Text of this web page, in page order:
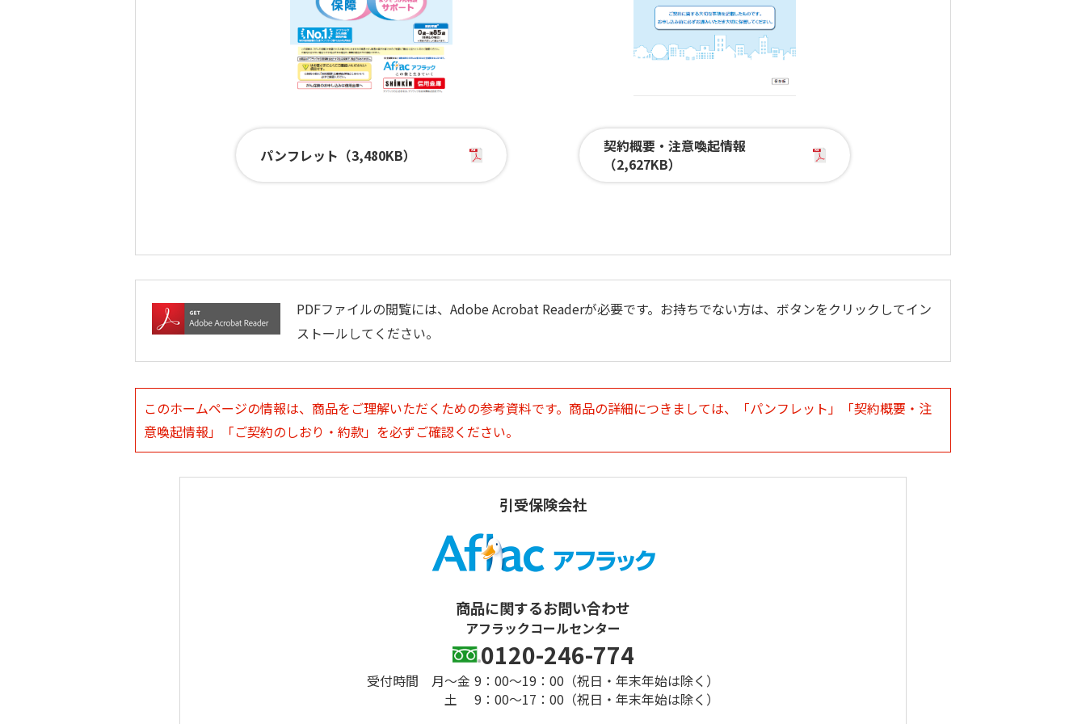
パンフレット（3,480KB）
契約概要・注意喚起情報
（2,627KB）
PDFファイルの閲覧には、Adobe Acrobat Readerが必要です。お持ちでない方は、ボタンをクリックしてイン
ストールしてください。
このホームページの情報は、商品をご理解いただくための参考資料です。商品の詳細につきましては、「パンフレット」「契約概要・注
意喚起情報」「ご契約のしおり・約款」を必ずご確認ください。
引受保険会社
商品に関するお問い合わせ
アフラックコールセンター
0120-246-774
受付時間 月～金 9：00～19：00（祝日・年末年始は除く）
土
9：00～17：00（祝日・年末年始は除く）